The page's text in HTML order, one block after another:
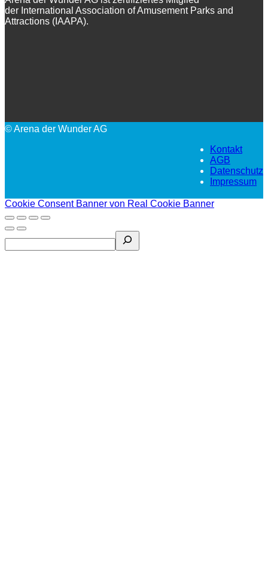
der International Association of Amusement Parks and
Attractions (IAAPA).
© Arena der Wunder AG
Kontakt
AGB
Datenschutz
Impressum
Cookie Consent Banner von Real Cookie Banner